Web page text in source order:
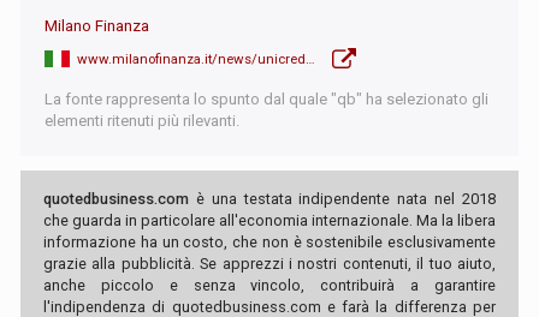
Milano Finanza
La fonte rappresenta lo spunto dal quale "qb" ha selezionato gli
elementi ritenuti più rilevanti.
quotedbusiness.com è una testata indipendente nata nel 2018
che guarda in particolare all'economia internazionale. Ma la libera
informazione ha un costo, che non è sostenibile esclusivamente
grazie alla pubblicità. Se apprezzi i nostri contenuti, il tuo aiuto,
anche piccolo e senza vincolo, contribuirà a garantire
l'indipendenza di quotedbusiness.com e farà la differenza per